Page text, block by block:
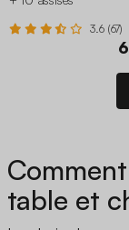
3.6 (67)
table et